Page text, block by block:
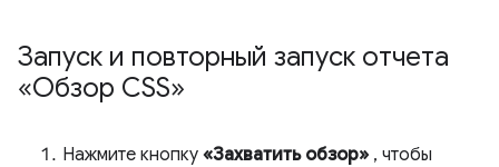
Запуск и повторный запуск отчета
«Обзор CSS»
Нажмите кнопку «Захватить обзор» , чтобы